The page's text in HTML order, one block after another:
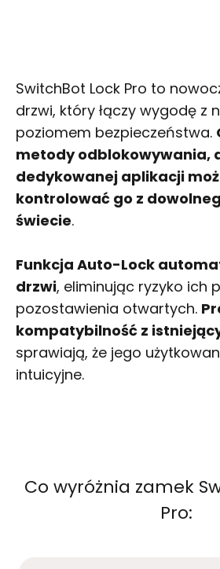
SwitchBot Lock Pro to
drzwi, który łączy wygodę z
poziomem bezpieczeństwa.
metody odblokowywania,
dedykowanej aplikacji
kontrolować go z
świecie.
Funkcja Auto-Lock
drzwi, eliminując ryzyko ich
pozostawienia otwartych.
kompatybilność z
sprawiają, że jego
intuicyjne.
Co wyróżnia zamek
Pro: